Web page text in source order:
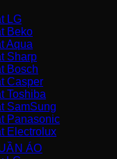
LG
Beko
Aqua
Sharp
Bosch
Casper
Toshiba
SamSung
Panasonic
Electrolux
ÁO